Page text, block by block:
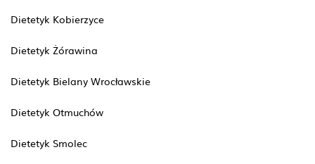
Dietetyk Kobierzyce
Dietetyk Żórawina
Dietetyk Bielany Wrocławskie
Dietetyk Otmuchów
Dietetyk Smolec